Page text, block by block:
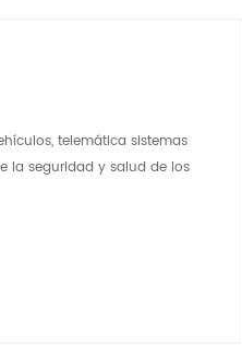
telemática sistemas
la seguridad y salud de los